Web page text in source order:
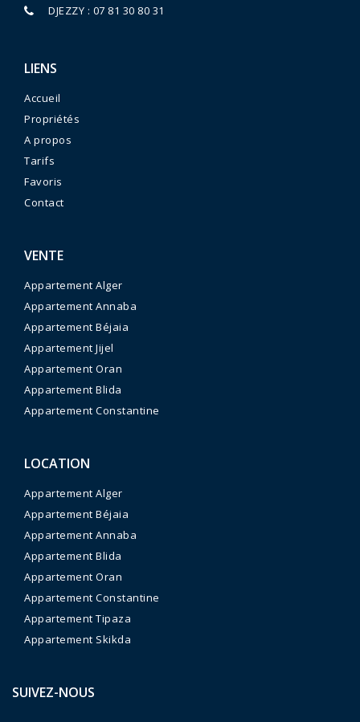
DJEZZY : 07 81 30 80 31
LIENS
Accueil
Propriétés
A propos
Tarifs
Favoris
Contact
VENTE
Appartement Alger
Appartement Annaba
Appartement Béjaia
Appartement Jijel
Appartement Oran
Appartement Blida
Appartement Constantine
LOCATION
Appartement Alger
Appartement Béjaia
Appartement Annaba
Appartement Blida
Appartement Oran
Appartement Constantine
Appartement Tipaza
Appartement Skikda
SUIVEZ-NOUS